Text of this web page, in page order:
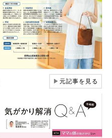
▶元記事を見る